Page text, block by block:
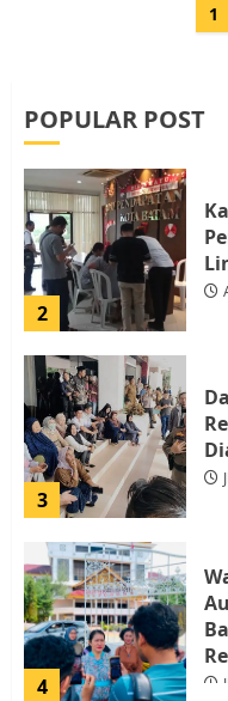
1
POPULAR POST
1
2
3
4